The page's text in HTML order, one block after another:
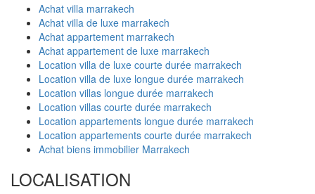
Achat villa marrakech
Achat villa de luxe marrakech
Achat appartement marrakech
Achat appartement de luxe marrakech
Location villa de luxe courte durée marrakech
Location villa de luxe longue durée marrakech
Location villas longue durée marrakech
Location villas courte durée marrakech
Location appartements longue durée marrakech
Location appartements courte durée marrakech
Achat biens immobilier Marrakech
LOCALISATION